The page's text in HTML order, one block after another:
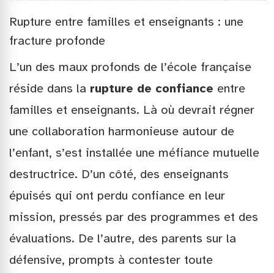
Rupture entre familles et enseignants : une
fracture profonde
L’un des maux profonds de l’école française
réside dans la rupture de confiance entre
familles et enseignants. Là où devrait régner
une collaboration harmonieuse autour de
l’enfant, s’est installée une méfiance mutuelle
destructrice. D’un côté, des enseignants
épuisés qui ont perdu confiance en leur
mission, pressés par des programmes et des
évaluations. De l’autre, des parents sur la
défensive, prompts à contester toute